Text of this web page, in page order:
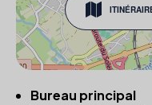
Bureau principal